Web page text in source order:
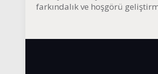
farkındalık ve hoşgörü